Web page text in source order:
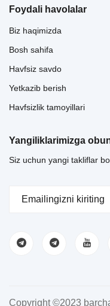
Foydali havolalar
Biz haqimizda
Bosh sahifa
Havfsiz savdo
Yetkazib berish
Havfsizlik tamoyillari
Yangiliklarimizga
Siz uchun yangi takliflar
Copyright ©2023